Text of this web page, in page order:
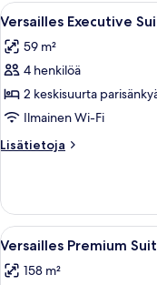
Queens
Avaa
kaikki
huonetyypin
Versailles
Executive
Suite
2
Queens
4
Versailles Executive
59 m²
4 henkilöä
2 keskisuurta
Ilmainen Wi-Fi
Lisätietoja
Lisätietoja
Suite
Queens
Avaa
kaikki
huonetyypin
5
Versailles Premium
158 m²